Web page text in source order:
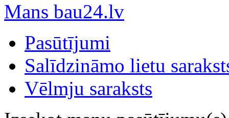
Mans bau24.lv
Pasūtījumi
Salīdzināmo lietu
Vēlmju saraksts